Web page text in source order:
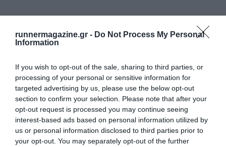
runnermagazine.gr - Do Not Process My Personal
Information
If you wish to opt-out of the sale, sharing to third parties, or
processing of your personal or sensitive information for
targeted advertising by us, please use the below opt-out
section to confirm your selection. Please note that after your
opt-out request is processed you may continue seeing
interest-based ads based on personal information utilized by
us or personal information disclosed to third parties prior to
your opt-out. You may separately opt-out of the further